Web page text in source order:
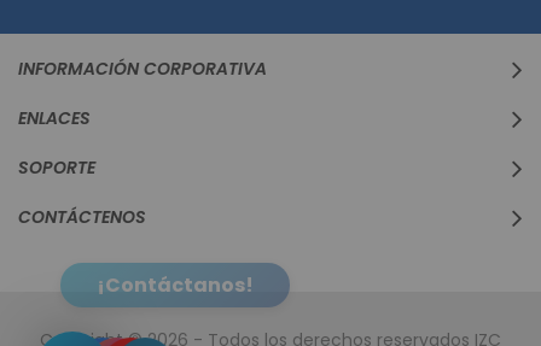
INFORMACIÓN CORPORATIVA
ENLACES
SOPORTE
CONTÁCTENOS
Copyright © 2026 - Todos los derechos reservados IZC